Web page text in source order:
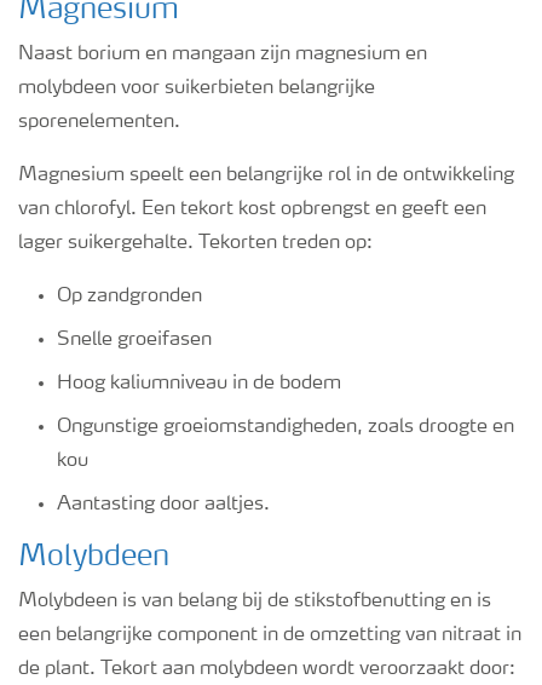
Magnesium
Naast borium en mangaan zijn magnesium en
molybdeen voor suikerbieten belangrijke
sporenelementen.
Magnesium speelt een belangrijke rol in de ontwikkeling
van chlorofyl. Een tekort kost opbrengst en geeft een
lager suikergehalte. Tekorten treden op:
Op zandgronden
Snelle groeifasen
Hoog kaliumniveau in de bodem
Ongunstige groeiomstandigheden, zoals droogte en
kou
Aantasting door aaltjes.
Molybdeen
Molybdeen is van belang bij de stikstofbenutting en is
een belangrijke component in de omzetting van nitraat in
de plant. Tekort aan molybdeen wordt veroorzaakt door: